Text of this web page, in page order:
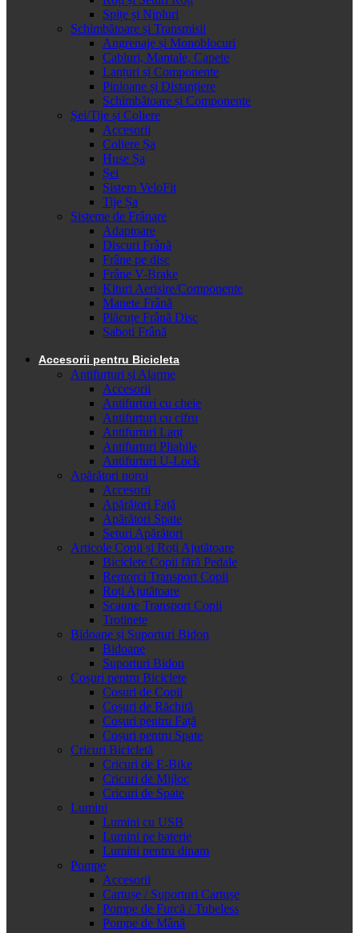
Spițe și Nipluri
Schimbătoare și Transmisii
Angrenaje și Monoblocuri
Cabluri, Mantale, Capete
Lanțuri și Componente
Pinioane și Distanțiere
Schimbătoare și Componente
Șei/Tije și Coliere
Accesorii
Coliere Șa
Huse Șa
Șei
Sistem VeloFit
Tije Șa
Sisteme de Frânare
Adaptoare
Discuri Frână
Frâne pe disc
Frâne V-Brake
Kituri Aerisire/Componente
Manete Frână
Plăcuțe Frână Disc
Saboti Frână
Accesorii pentru Bicicleta
Antifurturi și Alarme
Accesorii
Antifurturi cu cheie
Antifurturi cu cifru
Antifurturi Lanț
Antifurturi Pliabile
Antifurturi U-Lock
Apărători noroi
Accesorii
Apărători Față
Apărători Spate
Seturi Apărători
Articole Copii și Roți Ajutătoare
Biciclete Copii fără Pedale
Remorci Transport Copii
Roți Ajutătoare
Scaune Transport Copii
Trotinete
Bidoane și Suporturi Bidon
Bidoane
Suporturi Bidon
Coșuri pentru Biciclete
Cosuri de Copii
Coșuri de Răchită
Coșuri pentru Față
Coșuri pentru Spate
Cricuri Bicicletă
Cricuri de E-Bike
Cricuri de Mijloc
Cricuri de Spate
Lumini
Lumini cu USB
Lumini pe baterie
Lumini pentru dinam
Pompe
Accesorii
Cartușe / Suporturi Cartușe
Pompe de Furcă / Tubeless
Pompe de Mână